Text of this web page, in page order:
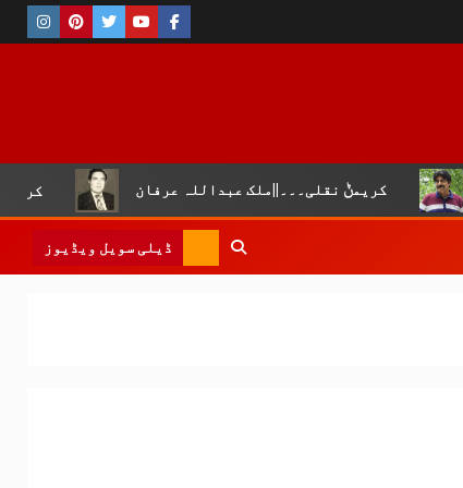
کروڑ لال عیسن کریمݨ نقلی۔۔۔||ملک عبداللہ عرفان
ڈیلی سویل ویڈیوز